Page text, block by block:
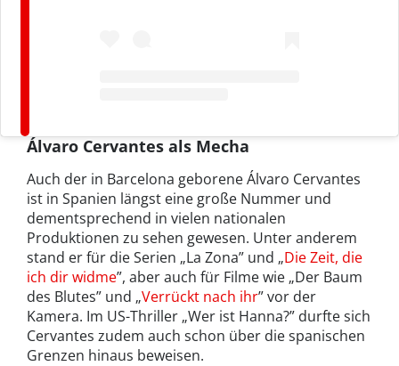
Álvaro Cervantes als Mecha
Auch der in Barcelona geborene Álvaro Cervantes
ist in Spanien längst eine große Nummer und
dementsprechend in vielen nationalen
Produktionen zu sehen gewesen. Unter anderem
stand er für die Serien „La Zona” und „Die Zeit, die
ich dir widme”, aber auch für Filme wie „Der Baum
des Blutes” und „Verrückt nach ihr” vor der
Kamera. Im US-Thriller „Wer ist Hanna?” durfte sich
Cervantes zudem auch schon über die spanischen
Grenzen hinaus beweisen.